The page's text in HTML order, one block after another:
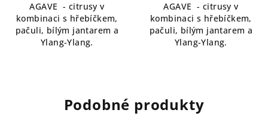
AGAVE - citrusy v
kombinaci s hřebíčkem,
pačuli, bílým jantarem a
Ylang-Ylang.
AGAVE - citrusy v
kombinaci s hřebíčkem,
pačuli, bílým jantarem a
Ylang-Ylang.
Podobné produkty